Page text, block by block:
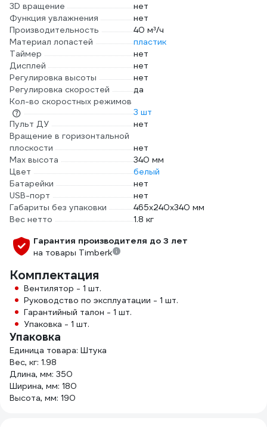
3D вращение
нет
Функция увлажнения
нет
Производительность
40 м³/ч
Материал лопастей
пластик
Таймер
нет
Дисплей
нет
Регулировка высоты
нет
Регулировка скоростей
да
Кол-во скоростных режимов
3 шт
Пульт ДУ
нет
Вращение в горизонтальной
плоскости
нет
Max высота
340 мм
Цвет
белый
Батарейки
нет
USB-порт
нет
Габариты без упаковки
465х240x340 мм
Вес нетто
1.8 кг
Гарантия производителя до 3 лет
на товары Timberk
Комплектация
Вентилятор - 1 шт.
Руководство по эксплуатации - 1 шт.
Гарантийный талон - 1 шт.
Упаковка - 1 шт.
Упаковка
Единица товара: Штука
Вес, кг: 1.98
Длина, мм: 350
Ширина, мм: 180
Высота, мм: 190